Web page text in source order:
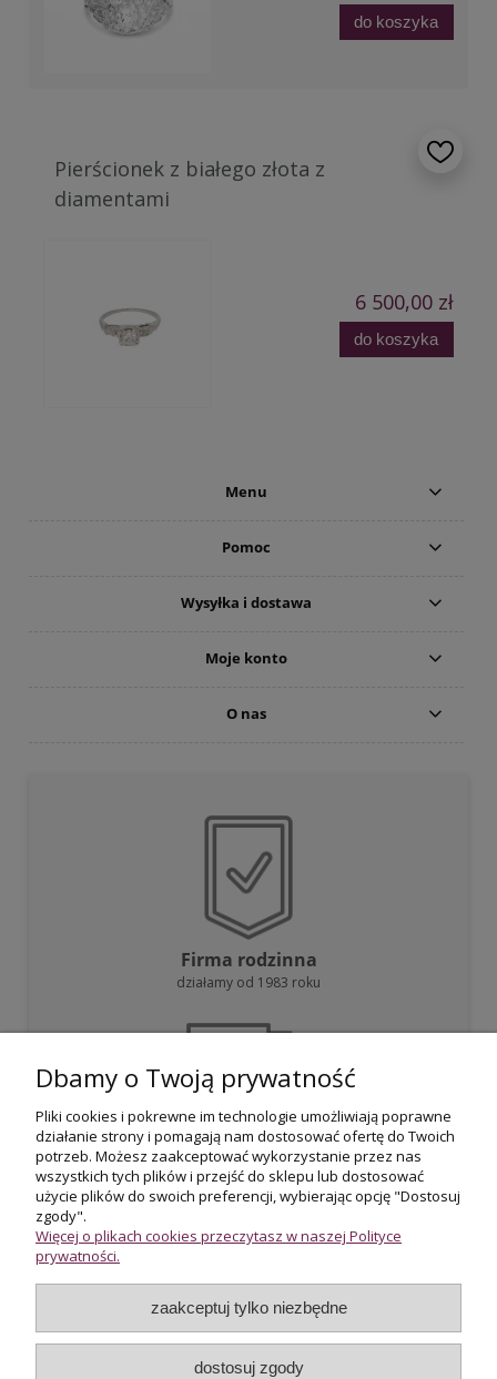
do koszyka
Pierścionek z białego złota z
diamentami
6 500,00 zł
do koszyka
Menu
Pomoc
Wysyłka i dostawa
Moje konto
O nas
Firma rodzinna
działamy od 1983 roku
Darmowa dostawa
przy zakupie powyżej 800 zł
Certyfikowani rzeczoznawcy
wycena i potwierdzenie jakości biżuterii
Dbamy o Twoją prywatność
Pliki cookies i pokrewne im technologie umożliwiają poprawne
działanie strony i pomagają nam dostosować ofertę do Twoich
potrzeb. Możesz zaakceptować wykorzystanie przez nas
wszystkich tych plików i przejść do sklepu lub dostosować
użycie plików do swoich preferencji, wybierając opcję "Dostosuj
zgody".
Więcej o plikach cookies przeczytasz w naszej Polityce
prywatności.
zaakceptuj tylko niezbędne
dostosuj zgody